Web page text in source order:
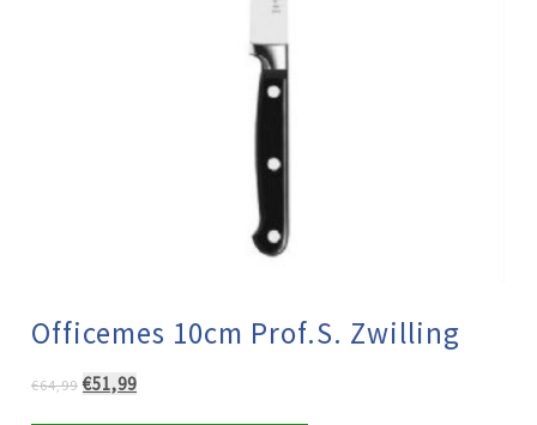
Officemes 10cm Prof.S. Zwilling
€64,99 Oorspronkelijke
€51,99Huidige